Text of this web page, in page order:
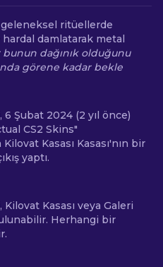
ritüellerde
hardal damlatarak metal
bunun dağınık olduğunu
görene kadar bekle
Şubat 2024 (2 yıl önce)
CS2 Skins"
Kasası Kasası'nın bir
yaptı.
Kasası veya Galeri
Herhangi bir